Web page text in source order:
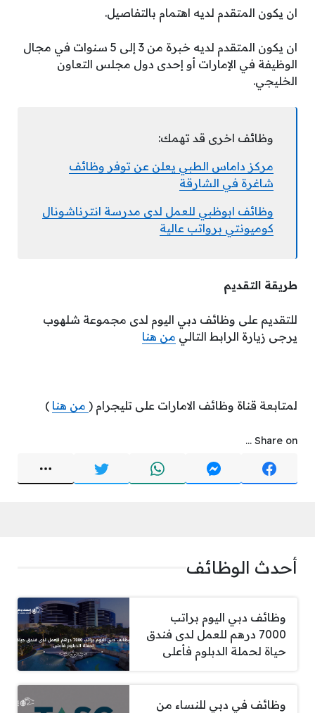
ان يكون المتقدم لديه اهتمام بالتفاصيل.
ان يكون المتقدم لديه خبرة من 3 إلى 5 سنوات في مجال
الوظيفة في الإمارات أو إحدى دول مجلس التعاون
الخليجي.
وظائف اخرى قد تهمك:
مركز داماس الطبي يعلن عن توفر وظائف
شاغرة في الشارقة
وظائف ابوظبي للعمل لدى مدرسة انترناشونال
كوميونتي برواتب عالية
طريقة التقديم
للتقديم على وظائف دبي اليوم لدى مجموعة شلهوب
يرجى زيارة الرابط التالي من هنا
لمتابعة قناة وظائف الامارات على تليجرام ( من هنا )
Share on ...
أحدث الوظائف
وظائف دبي اليوم براتب
7000 درهم للعمل لدى فندق
حياة لحملة الدبلوم فأعلى
وظائف في دبي للنساء من